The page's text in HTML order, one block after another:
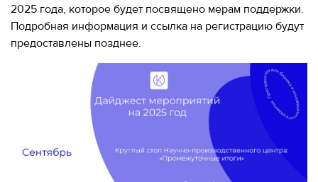
2025 года, которое будет посвящено мерам поддержки.
Подробная информация и ссылка на регистрацию будут
предоставлены позднее.